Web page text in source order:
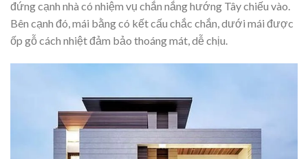
đứng cạnh nhà có nhiệm vụ chắn nắng hướng Tây chiếu vào.
Bên cạnh đó, mái bằng có kết cấu chắc chắn, dưới mái được
ốp gỗ cách nhiệt đảm bảo thoáng mát, dễ chịu.